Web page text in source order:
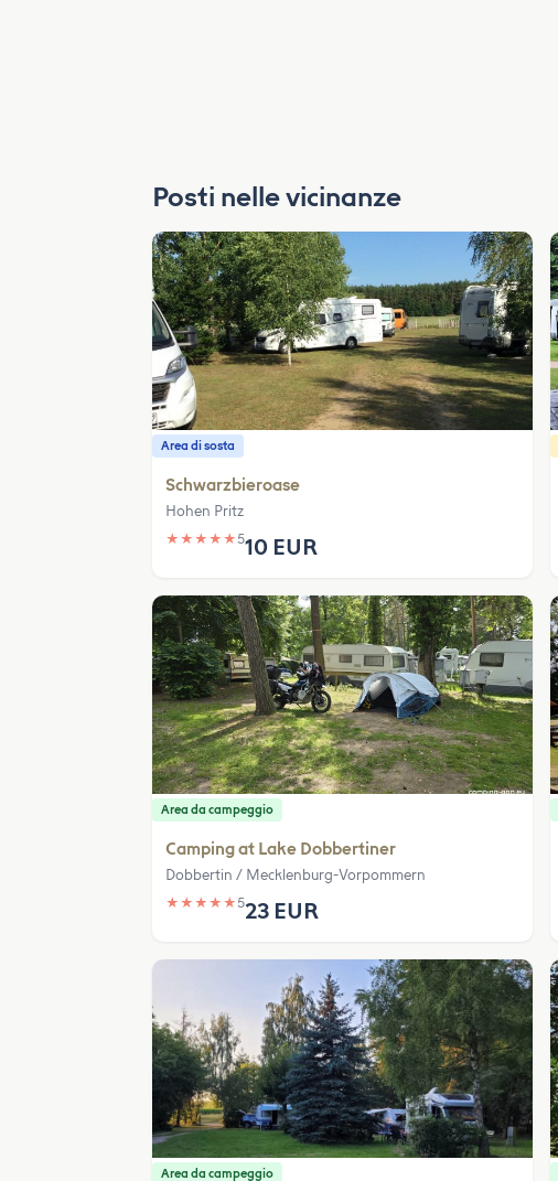
Posti nelle vicinanze
Area di sosta
Schwarzbieroase
Hohen Pritz
★ ★ ★ ★ ★510 EUR
Area da campeggio
Camping at Lake Dobbertiner
Dobbertin / Mecklenburg-Vorpommern
★ ★ ★ ★ ★523 EUR
Area da campeggio